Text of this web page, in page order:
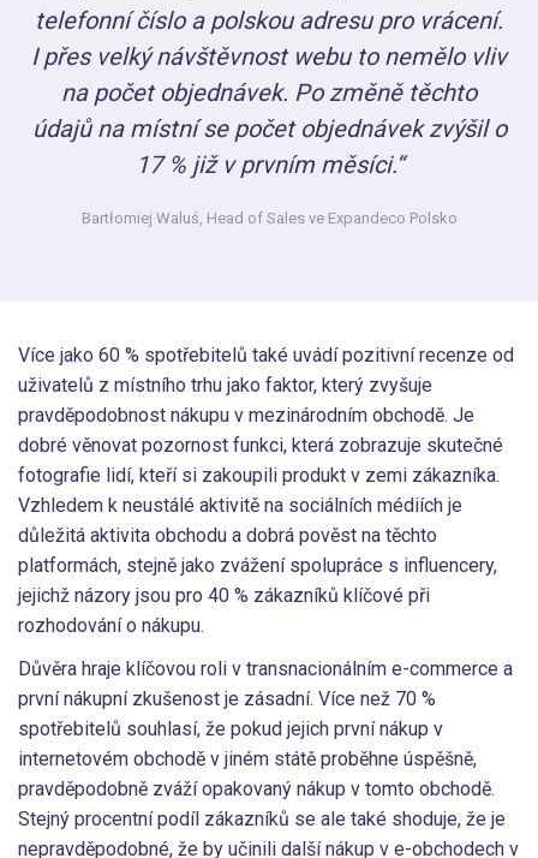
telefonní číslo a polskou adresu pro vrácení.
I přes velký návštěvnost webu to nemělo vliv
na počet objednávek. Po změně těchto
údajů na místní se počet objednávek zvýšil o
17 % již v prvním měsíci.“
Bartłomiej Waluś, Head of Sales ve Expandeco Polsko
Více jako 60 % spotřebitelů také uvádí pozitivní recenze od
uživatelů z místního trhu jako faktor, který zvyšuje
pravděpodobnost nákupu v mezinárodním obchodě. Je
dobré věnovat pozornost funkci, která zobrazuje skutečné
fotografie lidí, kteří si zakoupili produkt v zemi zákazníka.
Vzhledem k neustálé aktivitě na sociálních médiích je
důležitá aktivita obchodu a dobrá pověst na těchto
platformách, stejně jako zvážení spolupráce s influencery,
jejichž názory jsou pro 40 % zákazníků klíčové při
rozhodování o nákupu.
Důvěra hraje klíčovou roli v transnacionálním e-commerce a
první nákupní zkušenost je zásadní. Více než 70 %
spotřebitelů souhlasí, že pokud jejich první nákup v
internetovém obchodě v jiném státě proběhne úspěšně,
pravděpodobně zváží opakovaný nákup v tomto obchodě.
Stejný procentní podíl zákazníků se ale také shoduje, že je
nepravděpodobné, že by učinili další nákup v e-obchodech v